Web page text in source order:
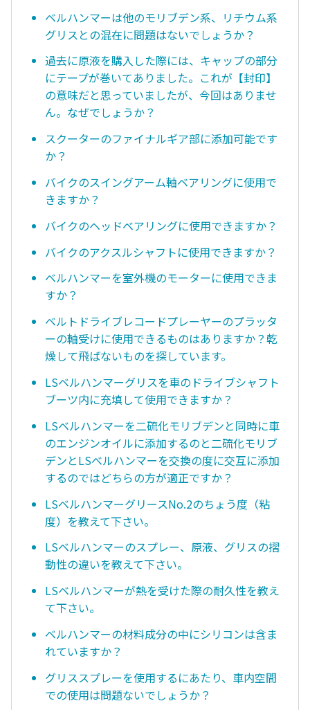
ベルハンマーは他のモリブデン系、リチウム系
グリスとの混在に問題はないでしょうか？
過去に原液を購入した際には、キャップの部分
にテープが巻いてありました。これが【封印】
の意味だと思っていましたが、今回はありませ
ん。なぜでしょうか？
スクーターのファイナルギア部に添加可能です
か？
バイクのスイングアーム軸ベアリングに使用で
きますか？
バイクのヘッドベアリングに使用できますか？
バイクのアクスルシャフトに使用できますか？
ベルハンマーを室外機のモーターに使用できま
すか？
ベルトドライブレコードプレーヤーのプラッタ
ーの軸受けに使用できるものはありますか？乾
燥して飛ばないものを探しています。
LSベルハンマーグリスを車のドライブシャフト
ブーツ内に充填して使用できますか？
LSベルハンマーを二硫化モリブデンと同時に車
のエンジンオイルに添加するのと二硫化モリブ
デンとLSべルハンマーを交換の度に交互に添加
するのではどちらの方が適正ですか？
LSベルハンマーグリースNo.2のちょう度（粘
度）を教えて下さい。
LSベルハンマーのスプレー、原液、グリスの摺
動性の違いを教えて下さい。
LSベルハンマーが熱を受けた際の耐久性を教え
て下さい。
ベルハンマーの材料成分の中にシリコンは含ま
れていますか？
グリススプレーを使用するにあたり、車内空間
での使用は問題ないでしょうか？